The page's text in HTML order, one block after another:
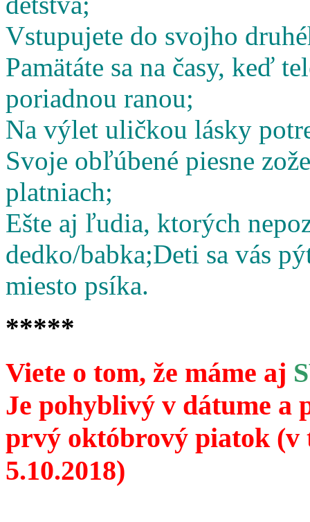
Vstupujete do svojho
Pamätáte sa na časy, keď
poriadnou ranou;
Na výlet uličkou lásky
Svoje obľúbené piesne
platniach;
Ešte aj ľudia, ktorých
dedko/babka;Deti sa vás
miesto psíka.
*****
Viete o tom, že máme aj
Je pohyblivý v dátume a
prvý októbrový piatok
5.10.2018)